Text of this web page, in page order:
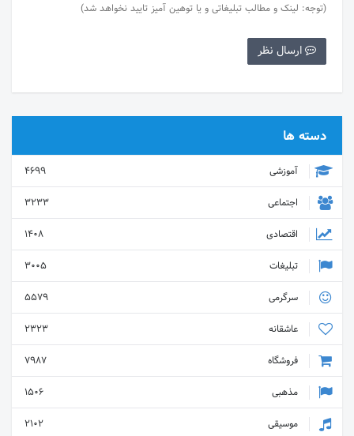
(توجه: لینک و مطالب تبلیغاتی و یا توهین آمیز تایید نخواهد شد)
دسته ها
آموزشی
4699
اجتماعی
3233
اقتصادی
1408
تبلیغات
3005
سرگرمی
5579
عاشقانه
2323
فروشگاه
7987
مذهبی
1506
موسیقی
2102